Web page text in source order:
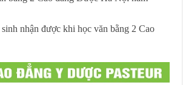
nhận được khi học văn bằng 2 Cao